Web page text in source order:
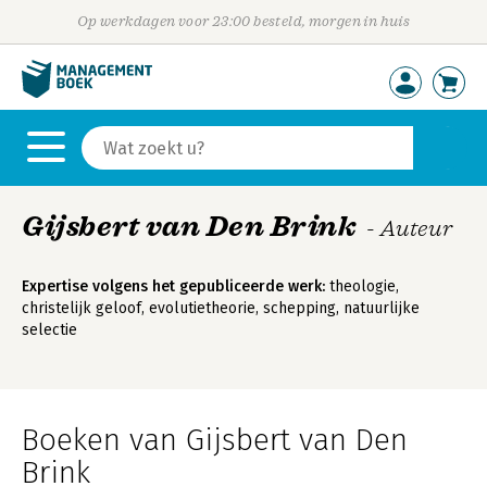
Op werkdagen voor 23:00 besteld, morgen in huis
Gijsbert van Den Brink - Auteur
Expertise volgens het gepubliceerde werk: theologie,
christelijk geloof, evolutietheorie, schepping, natuurlijke
selectie
Boeken van Gijsbert van Den
Brink